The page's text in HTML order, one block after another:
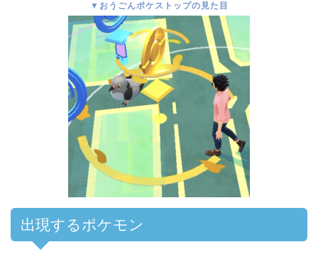
▼おうごんポケストップの見た目
出現するポケモン